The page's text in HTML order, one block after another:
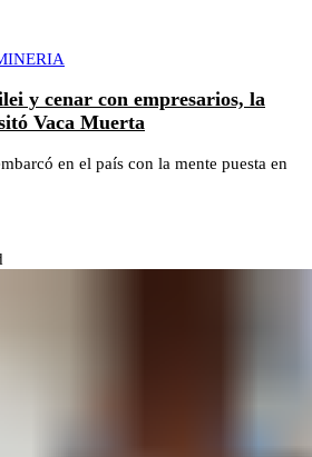
y cenar con empresarios, la
Vaca Muerta
en el país con la mente puesta en